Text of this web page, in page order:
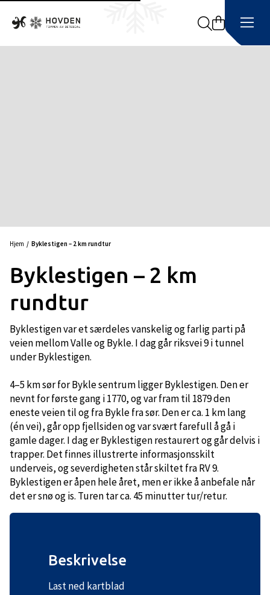
Search
Hjem Byklestigen – 2 km rundtur
Byklestigen – 2 km
rundtur
Byklestigen var et særdeles vanskelig og farlig parti på
veien mellom Valle og Bykle. I dag går riksvei 9 i tunnel
under Byklestigen.
4–5 km sør for Bykle sentrum ligger Byklestigen. Den er
nevnt for første gang i 1770, og var fram til 1879 den
eneste veien til og fra Bykle fra sør. Den er ca. 1 km lang
(én vei), går opp fjellsiden og var svært farefull å gå i
gamle dager. I dag er Byklestigen restaurert og går delvis i
trapper. Det finnes illustrerte informasjonsskilt
underveis, og severdigheten står skiltet fra RV 9.
Byklestigen er åpen hele året, men er ikke å anbefale når
det er snø og is. Turen tar ca. 45 minutter tur/retur.
Beskrivelse
Last ned kartblad